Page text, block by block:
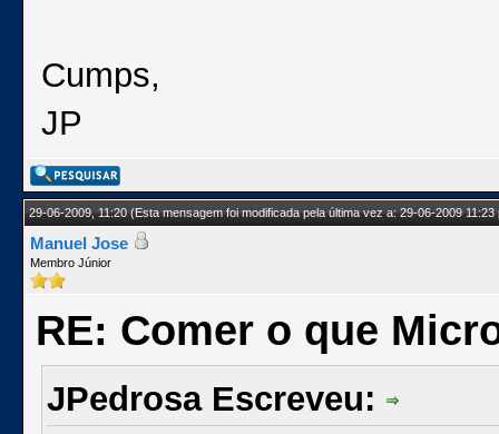
Cumps,
JP
29-06-2009, 11:20(Esta mensagem foi modificada pela última vez a: 29-06-2009
Manuel Jose
Membro Júnior
RE: Comer o que
JPedrosa Escreveu: